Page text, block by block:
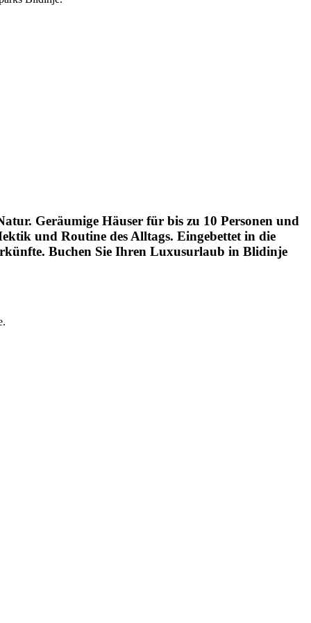
Geräumige Häuser für bis zu 10 Personen und
und Routine des Alltags. Eingebettet in die
Buchen Sie Ihren Luxusurlaub in Blidinje